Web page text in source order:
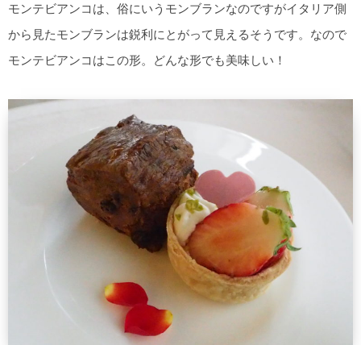
モンテビアンコは、俗にいうモンブランなのですがイタリア側
から見たモンブランは鋭利にとがって見えるそうです。なので
モンテビアンコはこの形。どんな形でも美味しい！